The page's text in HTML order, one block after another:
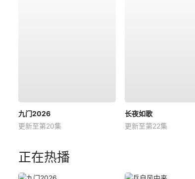
九门2026
更新至第20集
长夜如歌
更新至第22集
正在热播